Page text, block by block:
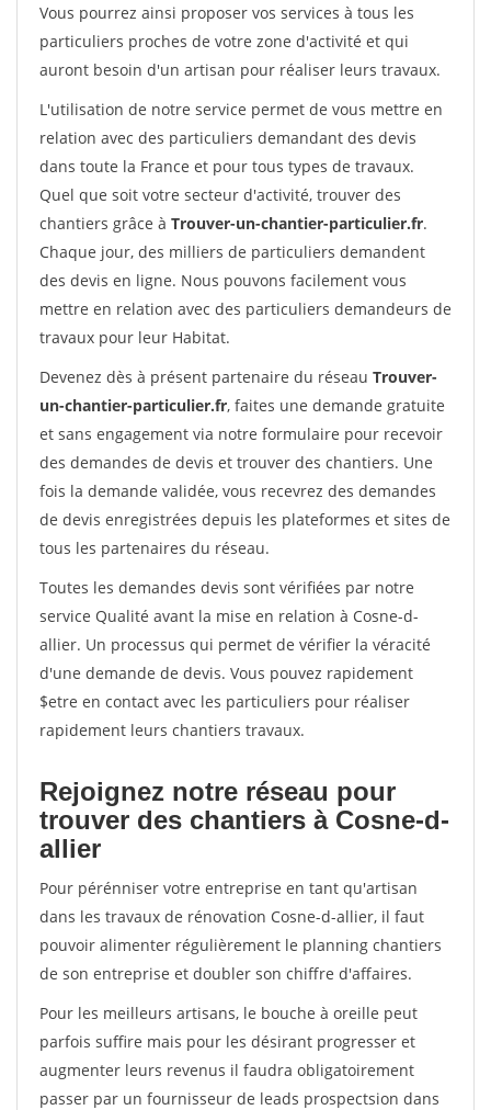
Vous pourrez ainsi proposer vos services à tous les
particuliers proches de votre zone d'activité et qui
auront besoin d'un artisan pour réaliser leurs travaux.
L'utilisation de notre service permet de vous mettre en
relation avec des particuliers demandant des devis
dans toute la France et pour tous types de travaux.
Quel que soit votre secteur d'activité, trouver des
chantiers grâce à Trouver-un-chantier-particulier.fr.
Chaque jour, des milliers de particuliers demandent
des devis en ligne. Nous pouvons facilement vous
mettre en relation avec des particuliers demandeurs de
travaux pour leur Habitat.
Devenez dès à présent partenaire du réseau Trouver-
un-chantier-particulier.fr, faites une demande gratuite
et sans engagement via notre formulaire pour recevoir
des demandes de devis et trouver des chantiers. Une
fois la demande validée, vous recevrez des demandes
de devis enregistrées depuis les plateformes et sites de
tous les partenaires du réseau.
Toutes les demandes devis sont vérifiées par notre
service Qualité avant la mise en relation à Cosne-d-
allier. Un processus qui permet de vérifier la véracité
d'une demande de devis. Vous pouvez rapidement
$etre en contact avec les particuliers pour réaliser
rapidement leurs chantiers travaux.
Rejoignez notre réseau pour
trouver des chantiers à Cosne-d-
allier
Pour pérénniser votre entreprise en tant qu'artisan
dans les travaux de rénovation Cosne-d-allier, il faut
pouvoir alimenter régulièrement le planning chantiers
de son entreprise et doubler son chiffre d'affaires.
Pour les meilleurs artisans, le bouche à oreille peut
parfois suffire mais pour les désirant progresser et
augmenter leurs revenus il faudra obligatoirement
passer par un fournisseur de leads prospectsion dans